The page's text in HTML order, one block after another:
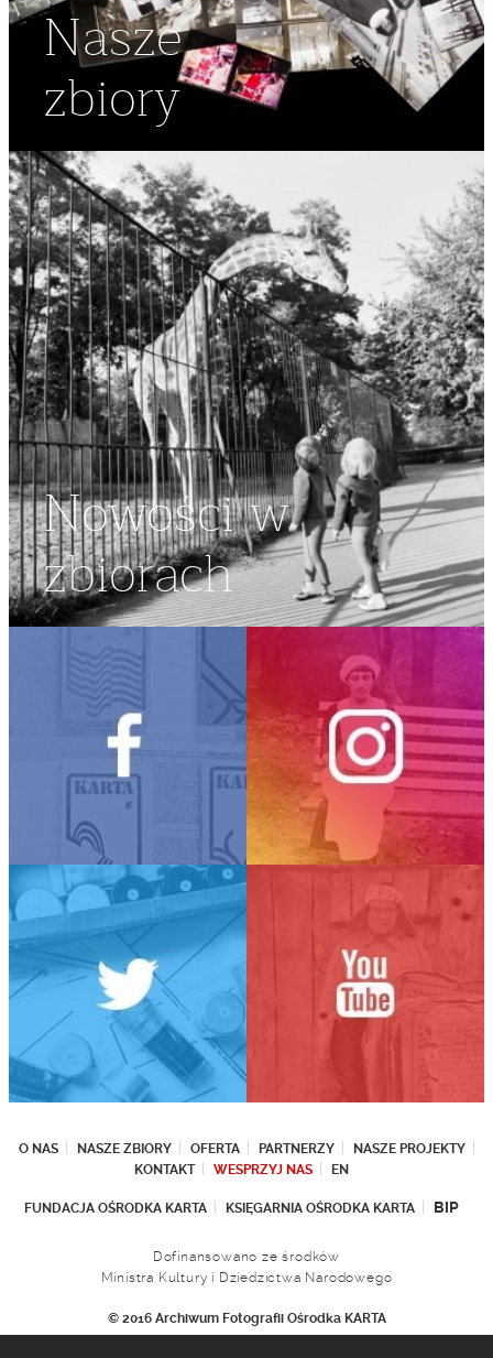
Nasze
zbiory
Nowości w
zbiorach
O NAS NASZE ZBIORY OFERTA PARTNERZY
NASZE PROJEKTY
KONTAKT
WESPRZYJ NAS EN
FUNDACJA OŚRODKA KARTA KSIĘGARNIA OŚRODKA KARTA BIP
Dofinansowano ze środków
Ministra Kultury i Dziedzictwa Narodowego
© 2016 Archiwum Fotografii Ośrodka KARTA